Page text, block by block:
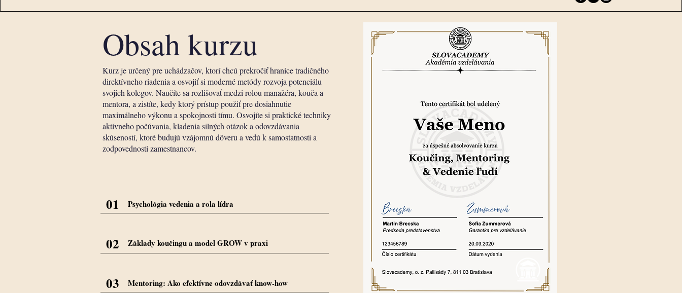
Obsah kurzu
Kurz je určený pre uchádzačov, ktorí chcú prekročiť hranice tradičného
direktívneho riadenia a osvojiť si moderné metódy rozvoja potenciálu
svojich kolegov. Naučíte sa rozlišovať medzi rolou manažéra, kouča a
mentora, a zistíte, kedy ktorý prístup použiť pre dosiahnutie
maximálneho výkonu a spokojnosti tímu. Osvojíte si praktické techniky
aktívneho počúvania, kladenia silných otázok a odovzdávania
skúseností, ktoré budujú vzájomnú dôveru a vedú k samostatnosti a
zodpovednosti zamestnancov.
01 Psychológia vedenia a rola lídra
02 Základy koučingu a model GROW v praxi
03 Mentoring: Ako efektívne odovzdávať know-how